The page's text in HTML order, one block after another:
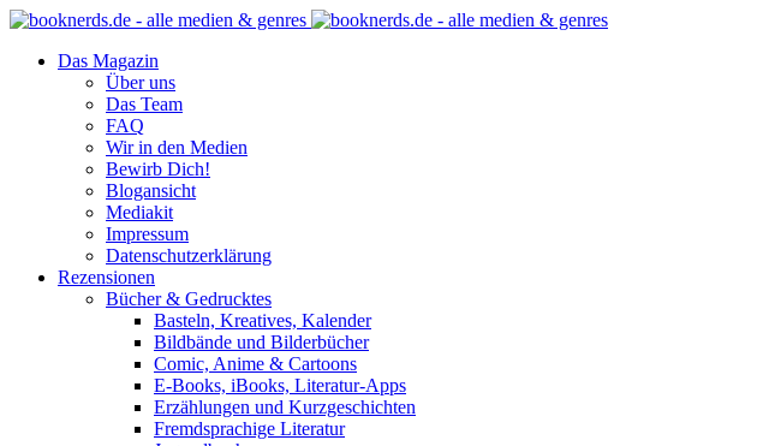
Das Magazin
Über uns
Das Team
FAQ
Wir in den Medien
Bewirb Dich!
Blogansicht
Mediakit
Impressum
Datenschutzerklärung
Rezensionen
Bücher & Gedrucktes
Basteln, Kreatives, Kalender
Bildbände und Bilderbücher
Comic, Anime & Cartoons
E-Books, iBooks, Literatur-Apps
Erzählungen und Kurzgeschichten
Fremdsprachige Literatur